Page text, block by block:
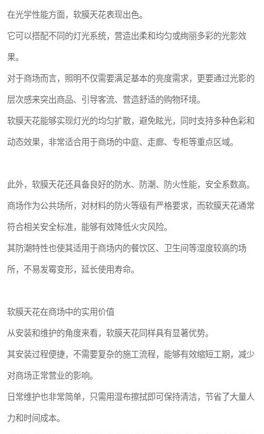
在光学性能方面，软膜天花表现出色。
它可以搭配不同的灯光系统，营造出柔和均匀或绚丽多彩的光影效
果。
对于商场而言，照明不仅需要满足基本的亮度需求，更要通过光影的
层次感来突出商品、引导客流、营造舒适的购物环境。
软膜天花能够实现灯光的均匀扩散，避免眩光，同时支持多种色彩和
动态效果，非常适合用于商场的中庭、走廊、专柜等重点区域。
此外，软膜天花还具备良好的防水、防潮、防火性能，安全系数高。
商场作为公共场所，对材料的防火等级有严格要求，而软膜天花通常
符合相关安全标准，能够有效降低火灾风险。
其防潮特性也使其适用于商场内的餐饮区、卫生间等湿度较高的场
所，不易发霉变形，延长使用寿命。
软膜天花在商场中的实用价值
从安装和维护的角度来看，软膜天花同样具有显著优势。
其安装过程便捷，不需要复杂的施工流程，能够有效缩短工期，减少
对商场正常营业的影响。
日常维护也非常简单，只需用湿布擦拭即可保持清洁，节省了大量人
力和时间成本。